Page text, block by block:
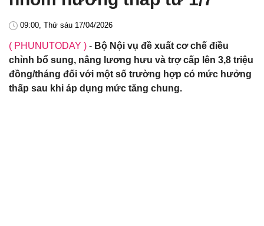
09:00, Thứ sáu 17/04/2026
( PHUNUTODAY ) - Bộ Nội vụ đề xuất cơ chế điều
chỉnh bổ sung, nâng lương hưu và trợ cấp lên 3,8 triệu
đồng/tháng đối với một số trường hợp có mức hưởng
thấp sau khi áp dụng mức tăng chung.